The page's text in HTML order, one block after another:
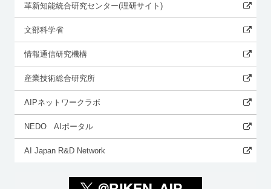
革新知能統合研究センター(理研サイト)
文部科学省
情報通信研究機構
産業技術総合研究所
AIPネットワークラボ
NEDO AIポータル
AI Japan R&D Network